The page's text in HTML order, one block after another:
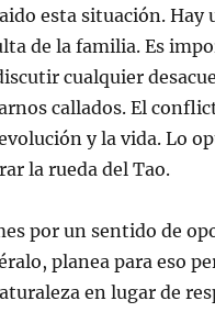
esta situación. Hay
de la familia. Es
cualquier
callados. El
y la vida. Lo
la rueda del Tao.
por un sentido de
planea para eso
en lugar de